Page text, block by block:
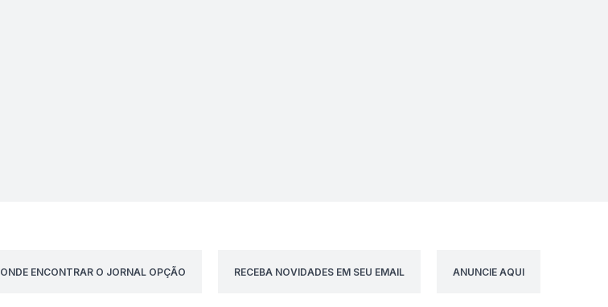
ONDE ENCONTRAR O JORNAL OPÇÃO
RECEBA NOVIDADES EM SEU EMAIL ANUNCIE AQUI